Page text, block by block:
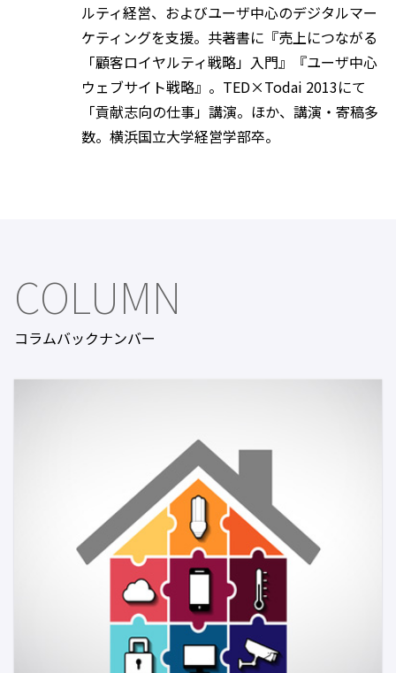
ルティ経営、およびユーザ中心のデジタルマー
ケティングを支援。共著書に『売上につながる
「顧客ロイヤルティ戦略」入門』『ユーザ中心
ウェブサイト戦略』。TED×Todai 2013にて
「貢献志向の仕事」講演。ほか、講演・寄稿多
数。横浜国立大学経営学部卒。
COLUMN
コラムバックナンバー